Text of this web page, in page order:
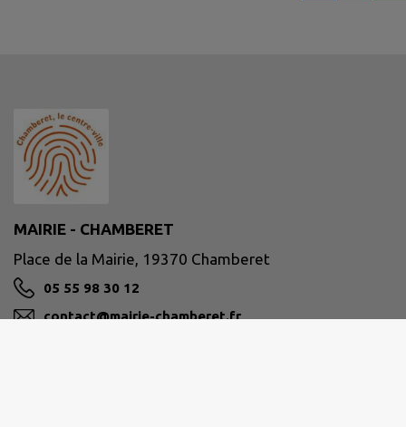
MAIRIE - CHAMBERET
Place de la Mairie, 19370 Chamberet
05 55 98 30 12
contact@mairie-chamberet.fr